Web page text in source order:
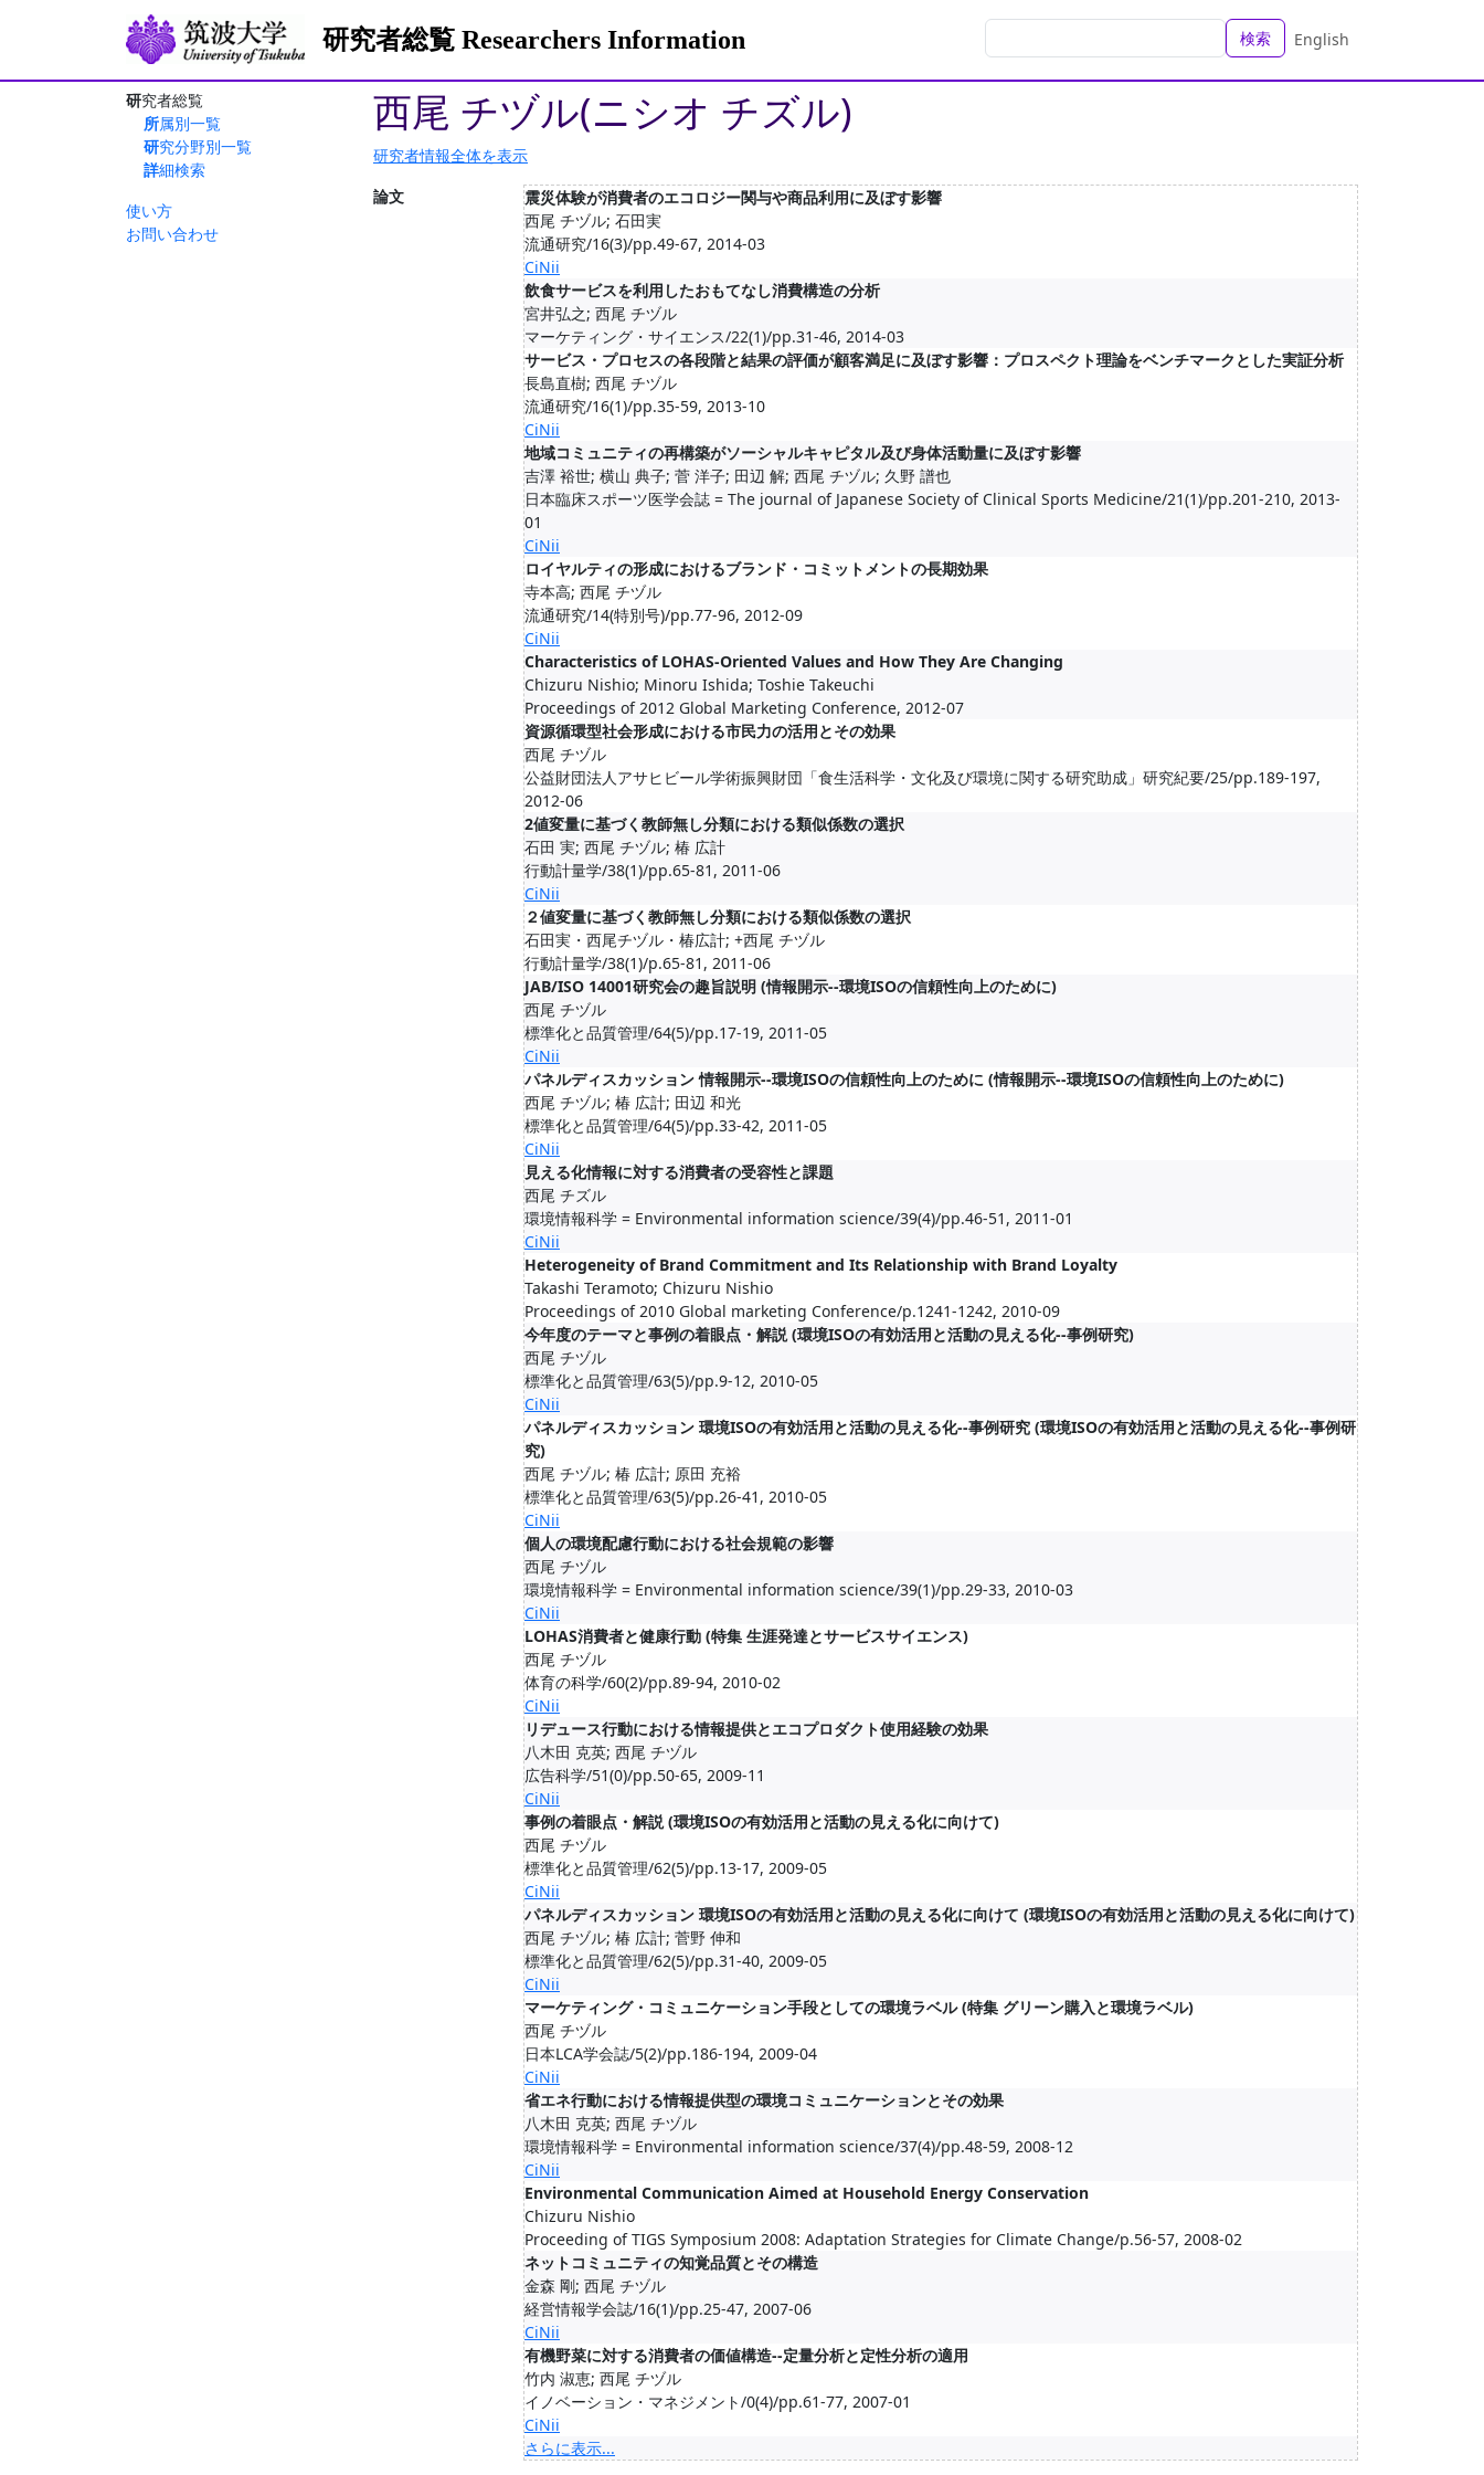
研究者総覧 Researchers Information 検索 English
研究者総覧
所属別一覧
研究分野別一覧
詳細検索
使い方
お問い合わせ
西尾 チヅル(ニシオ チズル)
研究者情報全体を表示
論文
震災体験が消費者のエコロジー関与や商品利用に及ぼす影響
西尾 チヅル; 石田実
流通研究/16(3)/pp.49-67, 2014-03
CiNii
飲食サービスを利用したおもてなし消費構造の分析
宮井弘之; 西尾 チヅル
マーケティング・サイエンス/22(1)/pp.31-46, 2014-03
サービス・プロセスの各段階と結果の評価が顧客満足に及ぼす影響：プロスペクト理論をベンチマークとした実証分析
長島直樹; 西尾 チヅル
流通研究/16(1)/pp.35-59, 2013-10
CiNii
地域コミュニティの再構築がソーシャルキャピタル及び身体活動量に及ぼす影響
吉澤 裕世; 横山 典子; 菅 洋子; 田辺 解; 西尾 チヅル; 久野 譜也
日本臨床スポーツ医学会誌 = The journal of Japanese Society of Clinical Sports Medicine/21(1)/pp.201-210, 2013-
01
CiNii
ロイヤルティの形成におけるブランド・コミットメントの長期効果
寺本高; 西尾 チヅル
流通研究/14(特別号)/pp.77-96, 2012-09
CiNii
Characteristics of LOHAS-Oriented Values and How They Are Changing
Chizuru Nishio; Minoru Ishida; Toshie Takeuchi
Proceedings of 2012 Global Marketing Conference, 2012-07
資源循環型社会形成における市民力の活用とその効果
西尾 チヅル
公益財団法人アサヒビール学術振興財団「食生活科学・文化及び環境に関する研究助成」研究紀要/25/pp.189-197,
2012-06
2値変量に基づく教師無し分類における類似係数の選択
石田 実; 西尾 チヅル; 椿 広計
行動計量学/38(1)/pp.65-81, 2011-06
CiNii
２値変量に基づく教師無し分類における類似係数の選択
石田実・西尾チヅル・椿広計; +西尾 チヅル
行動計量学/38(1)/p.65-81, 2011-06
JAB/ISO 14001研究会の趣旨説明 (情報開示--環境ISOの信頼性向上のために)
西尾 チヅル
標準化と品質管理/64(5)/pp.17-19, 2011-05
CiNii
パネルディスカッション 情報開示--環境ISOの信頼性向上のために (情報開示--環境ISOの信頼性向上のために)
西尾 チヅル; 椿 広計; 田辺 和光
標準化と品質管理/64(5)/pp.33-42, 2011-05
CiNii
見える化情報に対する消費者の受容性と課題
西尾 チズル
環境情報科学 = Environmental information science/39(4)/pp.46-51, 2011-01
CiNii
Heterogeneity of Brand Commitment and Its Relationship with Brand Loyalty
Takashi Teramoto; Chizuru Nishio
Proceedings of 2010 Global marketing Conference/p.1241-1242, 2010-09
今年度のテーマと事例の着眼点・解説 (環境ISOの有効活用と活動の見える化--事例研究)
西尾 チヅル
標準化と品質管理/63(5)/pp.9-12, 2010-05
CiNii
パネルディスカッション 環境ISOの有効活用と活動の見える化--事例研究 (環境ISOの有効活用と活動の見える化--事例研
究)
西尾 チヅル; 椿 広計; 原田 充裕
標準化と品質管理/63(5)/pp.26-41, 2010-05
CiNii
個人の環境配慮行動における社会規範の影響
西尾 チヅル
環境情報科学 = Environmental information science/39(1)/pp.29-33, 2010-03
CiNii
LOHAS消費者と健康行動 (特集 生涯発達とサービスサイエンス)
西尾 チヅル
体育の科学/60(2)/pp.89-94, 2010-02
CiNii
リデュース行動における情報提供とエコプロダクト使用経験の効果
八木田 克英; 西尾 チヅル
広告科学/51(0)/pp.50-65, 2009-11
CiNii
事例の着眼点・解説 (環境ISOの有効活用と活動の見える化に向けて)
西尾 チヅル
標準化と品質管理/62(5)/pp.13-17, 2009-05
CiNii
パネルディスカッション 環境ISOの有効活用と活動の見える化に向けて (環境ISOの有効活用と活動の見える化に向けて)
西尾 チヅル; 椿 広計; 菅野 伸和
標準化と品質管理/62(5)/pp.31-40, 2009-05
CiNii
マーケティング・コミュニケーション手段としての環境ラベル (特集 グリーン購入と環境ラベル)
西尾 チヅル
日本LCA学会誌/5(2)/pp.186-194, 2009-04
CiNii
省エネ行動における情報提供型の環境コミュニケーションとその効果
八木田 克英; 西尾 チヅル
環境情報科学 = Environmental information science/37(4)/pp.48-59, 2008-12
CiNii
Environmental Communication Aimed at Household Energy Conservation
Chizuru Nishio
Proceeding of TIGS Symposium 2008: Adaptation Strategies for Climate Change/p.56-57, 2008-02
ネットコミュニティの知覚品質とその構造
金森 剛; 西尾 チヅル
経営情報学会誌/16(1)/pp.25-47, 2007-06
CiNii
有機野菜に対する消費者の価値構造--定量分析と定性分析の適用
竹内 淑恵; 西尾 チヅル
イノベーション・マネジメント/0(4)/pp.61-77, 2007-01
CiNii
さらに表示...